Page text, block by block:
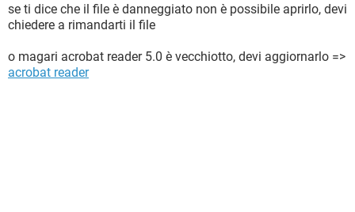
se ti dice che il file è danneggiato non è possibile aprirlo, devi
chiedere a rimandarti il file
o magari acrobat reader 5.0 è vecchiotto, devi aggiornarlo =>
acrobat reader